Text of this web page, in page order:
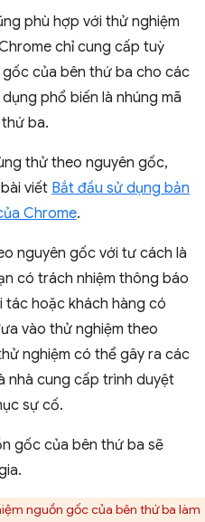
phù hợp với thử nghiệm
chỉ cung cấp tuỳ
của bên thứ ba cho các
phổ biến là nhúng mã
ba.
thử theo nguyên gốc,
viết Bắt đầu sử dụng bản
Chrome.
nguyên gốc với tư cách là
có trách nhiệm thông báo
tác hoặc khách hàng có
vào thử nghiệm theo
nghiệm có thể gây ra các
nhà cung cấp trình duyệt
sự cố.
gốc của bên thứ ba sẽ
nguồn gốc của bên thứ ba làm